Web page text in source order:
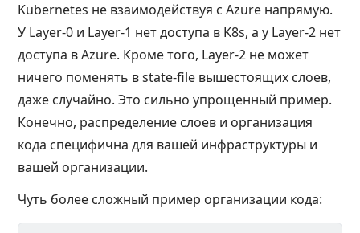
Kubernetes не взаимодействуя с Azure напрямую.
У Layer-0 и Layer-1 нет доступа в K8s, а у Layer-2 нет
доступа в Azure. Кроме того, Layer-2 не может
ничего поменять в state-file вышестоящих слоев,
даже случайно. Это сильно упрощенный пример.
Конечно, распределение слоев и организация
кода специфична для вашей инфраструктуры и
вашей организации.
Чуть более сложный пример организации кода: